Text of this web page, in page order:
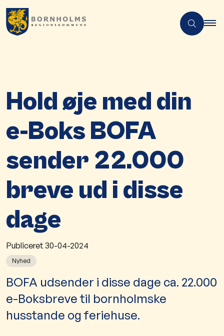
Hold øje med din
e-Boks BOFA
sender 22.000
breve ud i disse
dage
Publiceret 30-04-2024
Nyhed
BOFA udsender i disse dage ca. 22.000
e-Boksbreve til bornholmske
husstande og feriehuse.